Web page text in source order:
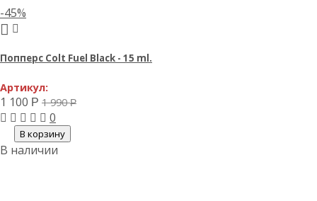
-45%
Попперс Colt Fuel Black - 15 ml.
Артикул:
1 100 Р 1 990Р
0
В корзину
В наличии